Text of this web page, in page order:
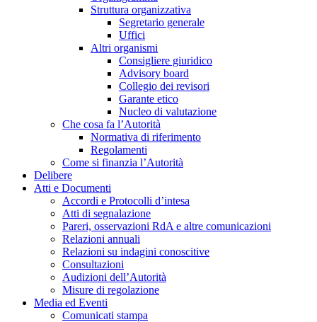
Struttura organizzativa
Segretario generale
Uffici
Altri organismi
Consigliere giuridico
Advisory board
Collegio dei revisori
Garante etico
Nucleo di valutazione
Che cosa fa l’Autorità
Normativa di riferimento
Regolamenti
Come si finanzia l’Autorità
Delibere
Atti e Documenti
Accordi e Protocolli d’intesa
Atti di segnalazione
Pareri, osservazioni RdA e altre comunicazioni
Relazioni annuali
Relazioni su indagini conoscitive
Consultazioni
Audizioni dell’Autorità
Misure di regolazione
Media ed Eventi
Comunicati stampa